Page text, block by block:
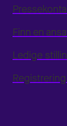
Finn en
Ledige